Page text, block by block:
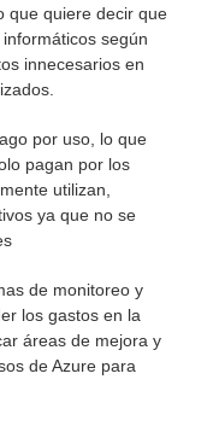
que quiere decir que
según
innecesarios en
por uso, lo que
pagan por los
utilizan,
ya que no se
de monitoreo y
los gastos en la
áreas de mejora y
de Azure para